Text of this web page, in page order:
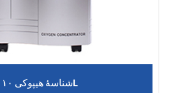
شناسۀ هیپوکی ۱۰L